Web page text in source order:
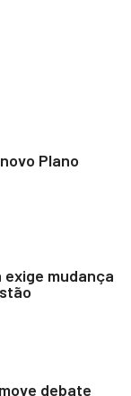
Plano
mudança
debate